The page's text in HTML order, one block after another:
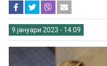
9 јануари 2023 - 14:09